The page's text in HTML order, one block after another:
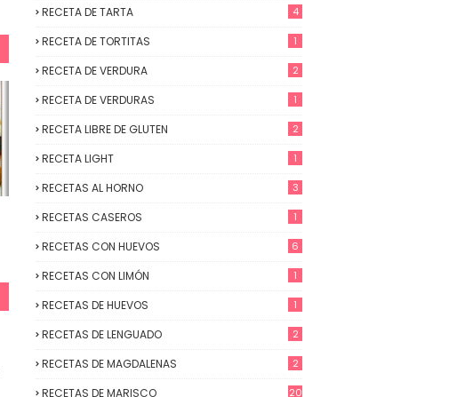
RECETA DE TARTA 4
RECETA DE TORTITAS 1
RECETA DE VERDURA 2
RECETA DE VERDURAS 1
RECETA LIBRE DE GLUTEN 2
RECETA LIGHT 1
RECETAS AL HORNO 3
RECETAS CASEROS 1
RECETAS CON HUEVOS 6
RECETAS CON LIMÓN 1
RECETAS DE HUEVOS 1
RECETAS DE LENGUADO 2
RECETAS DE MAGDALENAS 2
RECETAS DE MARISCO 20